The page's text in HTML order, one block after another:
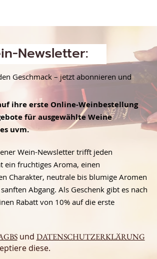
Newsletter:
Geschmack – jetzt abonnieren und
ihre erste Online-Weinbestellung
für ausgewählte Weine
uvm.
Wein-Newsletter trifft jeden
ein fruchtiges Aroma, einen
Charakter, neutrale bis blumige Aromen
Abgang. Als Geschenk gibt es nach
Rabatt von 10% auf die erste
und DATENSCHUTZERKLÄRUNG
diese.